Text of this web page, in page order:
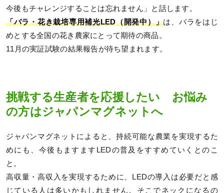
今後もチャレンジすることは忘れません」と話します。
「バラ・花き栽培専用補光LED（開発中）」は、バラをはじ
めとする全国の花き農家にとって期待の商品。
11月の実証試験の結果報告が待ち望まれます。
挑戦する生産者を応援したい お悩み
の方はジャパンマグネットへ
ジャパンマグネットによると、持続可能な農業を実現するた
めにも、今後もますますLEDの普及をすすめていくとのこ
と。
高収量・高収入を実現するために、LEDの導入は必要だと感
じている人は多いかもしれません。そこでネックになるの